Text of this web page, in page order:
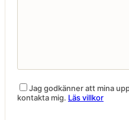
Jag godkänner att mina
kontakta mig. Läs villkor